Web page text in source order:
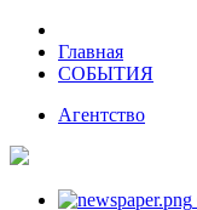
Главная
СОБЫТИЯ
Агентство